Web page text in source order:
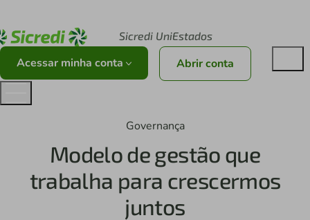
Sicredi UniEstados
Acessar minha conta Abrir conta
Governança
Modelo de gestão que
trabalha para crescermos
juntos